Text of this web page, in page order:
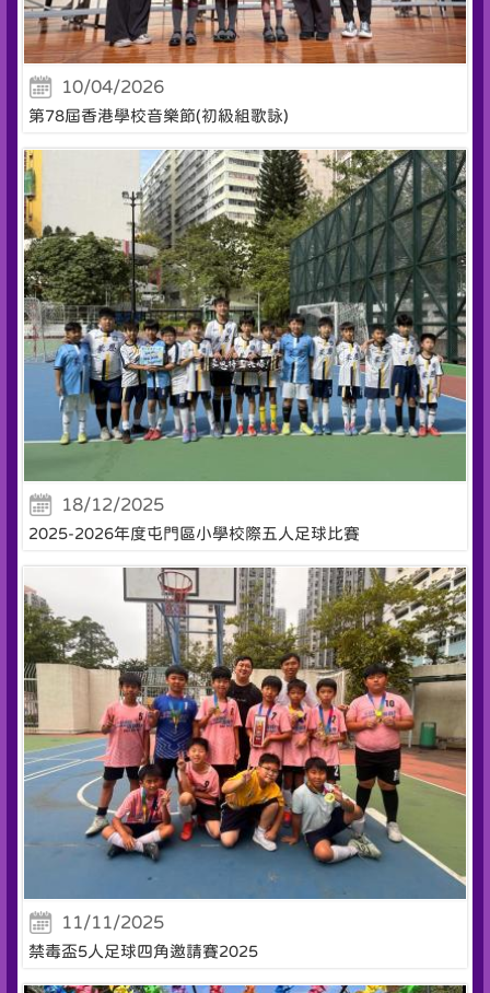
10/04/2026
第78屆香港學校音樂節(初級組歌詠)
18/12/2025
2025-2026年度屯門區小學校際五人足球比賽
11/11/2025
禁毒盃5人足球四角邀請賽2025